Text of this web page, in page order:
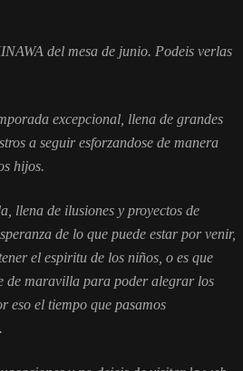
del mesa de junio. Podeis verlas
excepcional, llena de grandes
a seguir esforzandose de manera
hijos.
llena de ilusiones y proyectos de
de lo que puede estar por venir,
el espiritu de los niños, o es que
de maravilla para poder alegrar los
eso el tiempo que pasamos